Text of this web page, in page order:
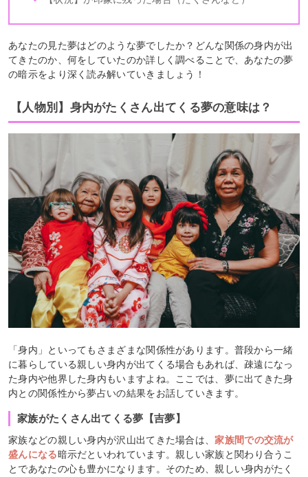
あなたの見た夢はどのような夢でしたか？どんな関係の身内が出
てきたのか、何をしていたのか詳しく調べることで、あなたの夢
の暗示をより深く読み解いていきましょう！
【人物別】身内がたくさん出てくる夢の意味は？
「身内」といってもさまざまな関係性があります。普段から一緒
に暮らしている親しい身内が出てくる場合もあれば、疎遠になっ
た身内や他界した身内もいますよね。ここでは、夢に出てきた身
内との関係性から夢占いの結果をお話していきます。
家族がたくさん出てくる夢【吉夢】
家族などの親しい身内が沢山出てきた場合は、家族間での交流が
盛んになる暗示だといわれています。親しい家族と関わり合うこ
とであなたの心も豊かになります。そのため、親しい身内がたく